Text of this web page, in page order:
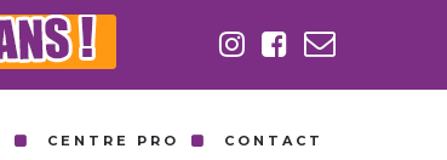
CENTRE PRO CONTACT